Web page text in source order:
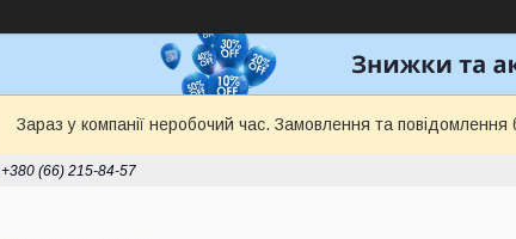
Зараз у компанії неробочий час. Замовлення та
+380 (66) 215-84-57